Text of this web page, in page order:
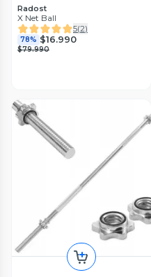
Radost
X Net Ball
5(2)
78% $16.990
$79.990